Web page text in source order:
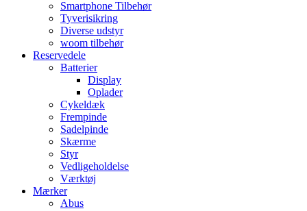
Smartphone Tilbehør
Tyverisikring
Diverse udstyr
woom tilbehør
Reservedele
Batterier
Display
Oplader
Cykeldæk
Frempinde
Sadelpinde
Skærme
Styr
Vedligeholdelse
Værktøj
Mærker
Abus